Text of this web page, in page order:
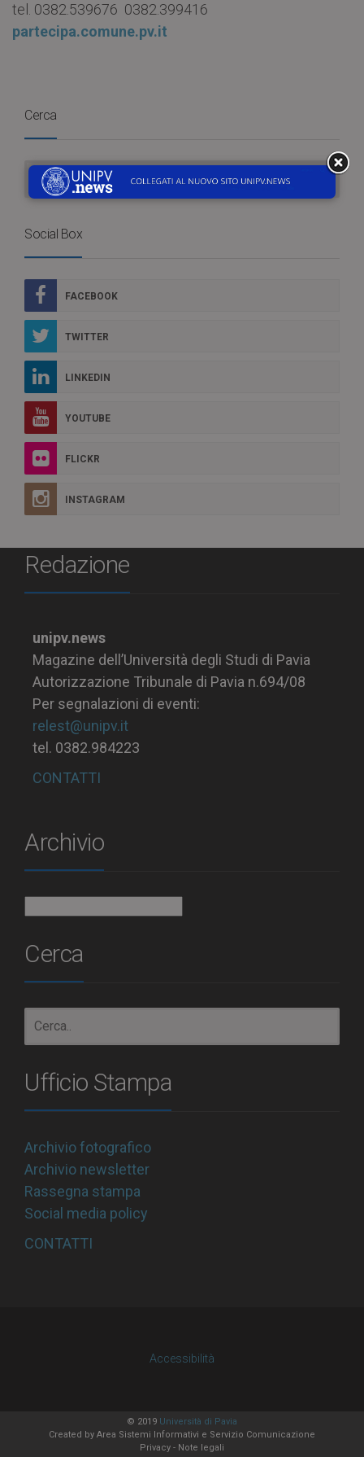
tel. 0382.539676 0382.399416
partecipa.comune.pv.it
Cerca
Social Box
FACEBOOK
TWITTER
LINKEDIN
YOUTUBE
FLICKR
INSTAGRAM
Redazione
unipv.news
Magazine dell’Università degli Studi di Pavia
Autorizzazione Tribunale di Pavia n.694/08
Per segnalazioni di eventi:
relest@unipv.it
tel. 0382.984223
CONTATTI
Archivio
Cerca
Ufficio Stampa
Archivio fotografico
Archivio newsletter
Rassegna stampa
Social media policy
CONTATTI
Accessibilità
© 2019 Università di Pavia
Created by Area Sistemi Informativi e Servizio Comunicazione
Privacy - Note legali